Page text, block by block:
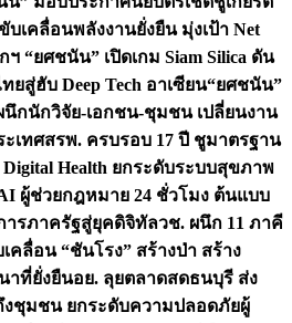
เคลื่อนพลังงานยั่งยืน มุ่งเป้า Net
ฯ “ยศชนัน” เปิดเกม Siam Silica ดัน
สู่ฮับ Deep Tech อาเซียน“ยศชนัน”
นึกนักวิจัย-เอกชน-ชุมชน เปลี่ยนงาน
เทศสรพ. ครบรอบ 17 ปี ชูมาตรฐาน
Health ยกระดับระบบสุขภาพ
ผู้ช่วยกฎหมาย 24 ชั่วโมง ต้นแบบ
ารภาครัฐสู่ยุคดิจิทัลวช. ผนึก 11 ภาคี
คลื่อน “ชันโรง” สร้างป่า สร้าง
าที่ยั่งยืนอย. ลุยตลาดสดธนบุรี ส่ง
งชุมชน ยกระดับความปลอดภัยผู้